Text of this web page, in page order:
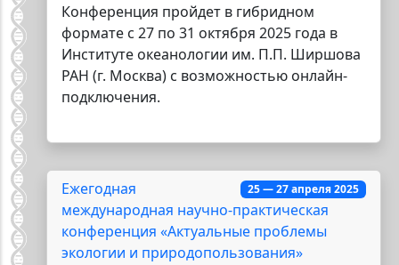
Конференция пройдет в гибридном
формате с 27 по 31 октября 2025 года в
Институте океанологии им. П.П. Ширшова
РАН (г. Москва) с возможностью онлайн-
подключения.
25 — 27 апреля 2025
Ежегодная
международная научно-практическая
конференция «Актуальные проблемы
экологии и природопользования»